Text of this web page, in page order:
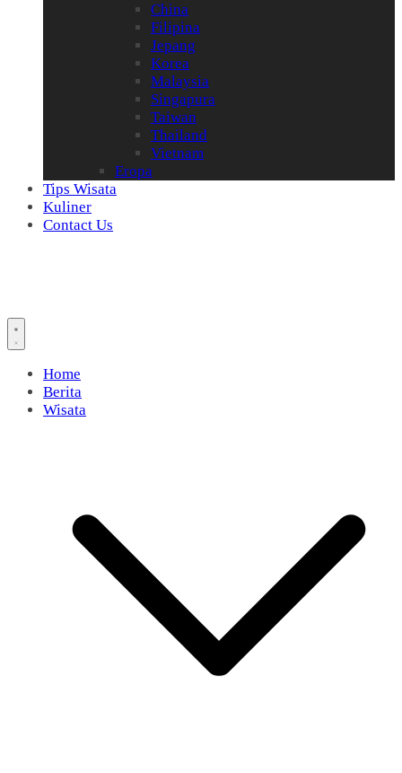
China
Filipina
Jepang
Korea
Malaysia
Singapura
Taiwan
Thailand
Vietnam
Eropa
Tips Wisata
Kuliner
Contact Us
Home
Berita
Wisata